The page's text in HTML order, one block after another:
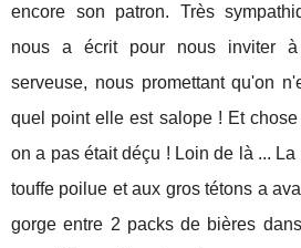
encore son patron. Très
nous a écrit pour nous inviter
serveuse, nous promettant qu'on
quel point elle est salope ! Et
on a pas était déçu ! Loin de là ...
touffe poilue et aux gros tétons a
gorge entre 2 packs de bières